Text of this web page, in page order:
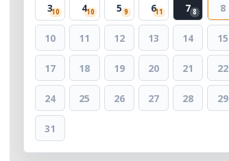
310 410 5 9 611 7 8 8
10 11 12 13 14 15
17 18 19 20 21 22
24 25 26 27 28 29
31